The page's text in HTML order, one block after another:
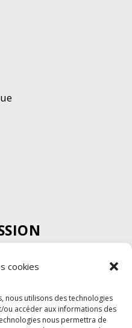
cookies
nous utilisons des technologies
accéder aux informations des
nous permettra de